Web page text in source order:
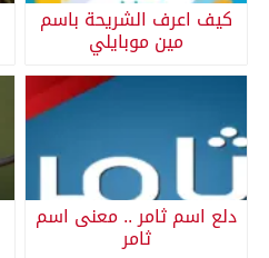
كيف اعرف الشريحة باسم
مين موبايلي
دلع اسم ثامر .. معنى اسم
ثامر